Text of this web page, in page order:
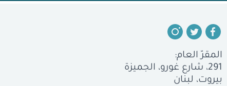
المقرّ العام:
291، شارع غورو، الجميزة
بيروت، لبنان